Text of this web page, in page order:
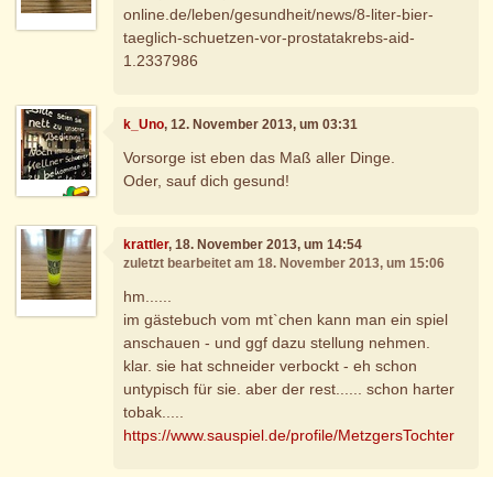
online.de/leben/gesundheit/news/8-liter-bier-
taeglich-schuetzen-vor-prostatakrebs-aid-
1.2337986
k_Uno, 12. November 2013, um 03:31
Vorsorge ist eben das Maß aller Dinge.
Oder, sauf dich gesund!
krattler, 18. November 2013, um 14:54
zuletzt bearbeitet am 18. November 2013, um 15:06
hm......
im gästebuch vom mt`chen kann man ein spiel
anschauen - und ggf dazu stellung nehmen.
klar. sie hat schneider verbockt - eh schon
untypisch für sie. aber der rest...... schon harter
tobak.....
https://www.sauspiel.de/profile/MetzgersTochter